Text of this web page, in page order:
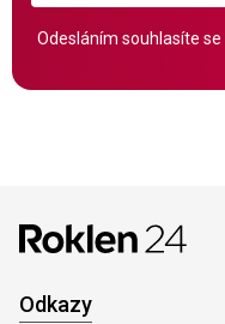
Odesláním souhlasíte se
Odkazy